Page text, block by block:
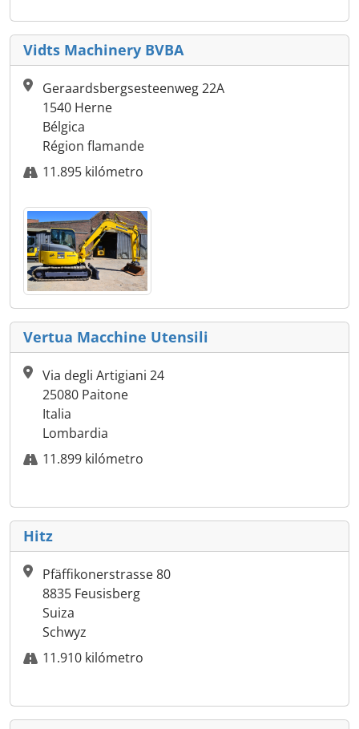
Vidts Machinery BVBA
Geraardsbergsesteenweg 22A
1540 Herne
Bélgica
Région flamande
11.895 kilómetro
Vertua Macchine Utensili
Via degli Artigiani 24
25080 Paitone
Italia
Lombardia
11.899 kilómetro
Hitz
Pfäffikonerstrasse 80
8835 Feusisberg
Suiza
Schwyz
11.910 kilómetro